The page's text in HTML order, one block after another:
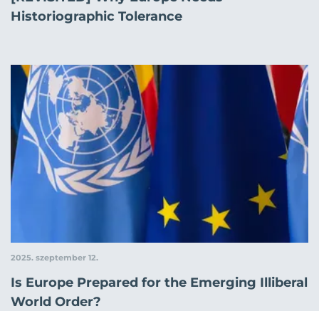
Historiographic Tolerance
2025. szeptember 12.
Is Europe Prepared for the Emerging Illiberal
World Order?